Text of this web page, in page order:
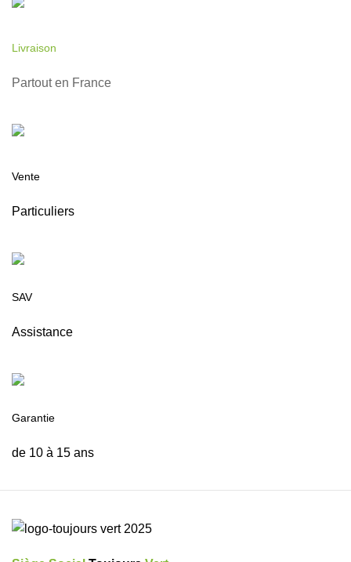
Livraison
Partout en France
Vente
Particuliers
SAV
Assistance
Garantie
de 10 à 15 ans